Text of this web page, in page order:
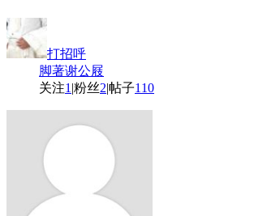
打招呼
脚著谢公屐
关注1 |粉丝2|帖子110